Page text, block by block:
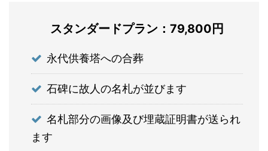
スタンダードプラン：79,800円
永代供養塔への合葬
石碑に故人の名札が並びます
名札部分の画像及び埋蔵証明書が送られ
ます